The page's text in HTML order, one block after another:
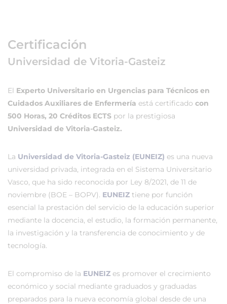
Certificación
Universidad de Vitoria-Gasteiz
El Experto Universitario en Urgencias para Técnicos en
Cuidados Auxiliares de Enfermería está certificado con
500 Horas, 20 Créditos ECTS por la prestigiosa
Universidad de Vitoria-Gasteiz.
La Universidad de Vitoria-Gasteiz (EUNEIZ) es una nueva
universidad privada, integrada en el Sistema Universitario
Vasco, que ha sido reconocida por Ley 8/2021, de 11 de
noviembre (BOE – BOPV). EUNEIZ tiene por función
esencial la prestación del servicio de la educación superior
mediante la docencia, el estudio, la formación permanente,
la investigación y la transferencia de conocimiento y de
tecnología.
El compromiso de la EUNEIZ es promover el crecimiento
económico y social mediante graduados y graduadas
preparados para la nueva economía global desde de una